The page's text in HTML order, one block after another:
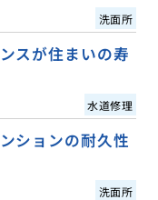
洗面所
スが住まいの寿
水道修理
ションの耐久性
洗面所